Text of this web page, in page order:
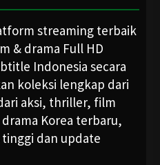
streaming terbaik
& drama Full HD
Indonesia secara
koleksi lengkap dari
aksi, thriller, film
Korea terbaru,
dan update